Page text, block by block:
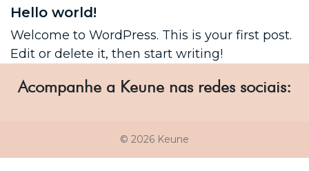
Hello world!
Welcome to WordPress. This is your first post.
Edit or delete it, then start writing!
Acompanhe a Keune nas redes sociais:
© 2026 Keune